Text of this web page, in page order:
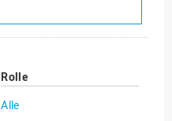
Rolle
Alle